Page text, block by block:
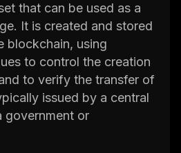
that can be used as a
It is created and stored
blockchain, using
to control the creation
to verify the transfer of
issued by a central
government or
can also be created by